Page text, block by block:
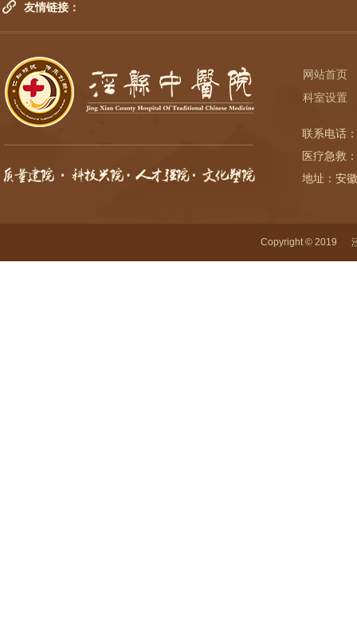
科室设置
联系电
医疗急
地址：
友情链接：
网站首页
Copyright © 2019